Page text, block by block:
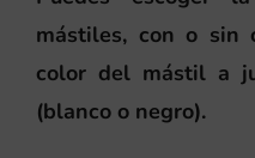
mástiles, con o sin
color del mástil a
(blanco o negro).